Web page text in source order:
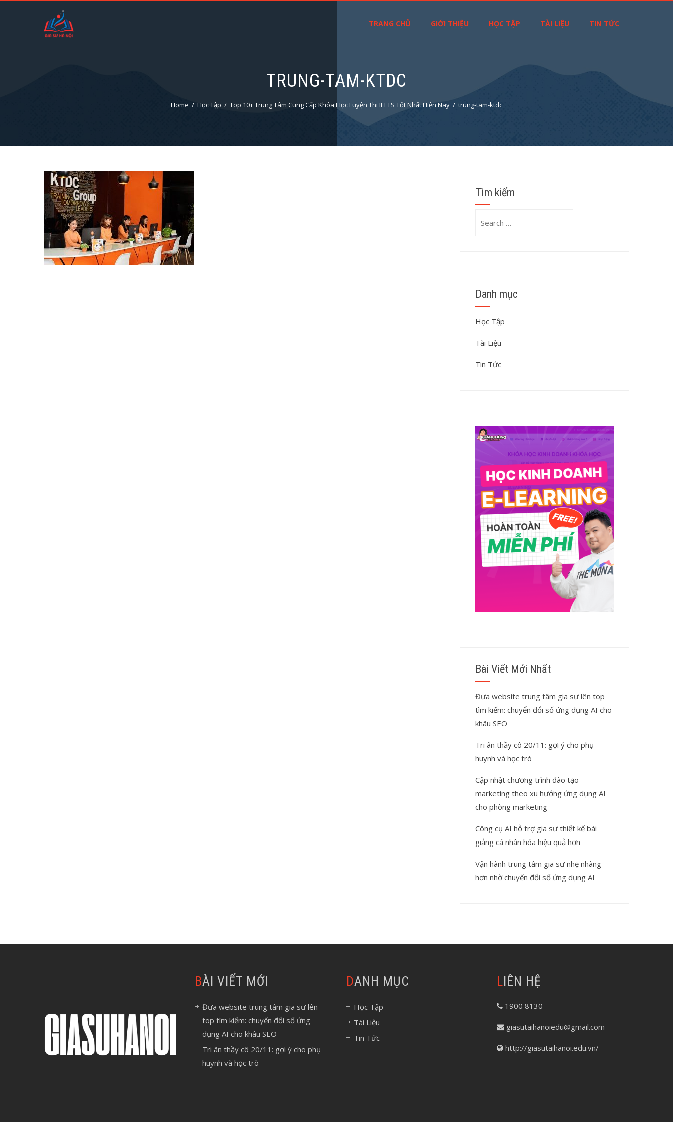
TRANG CHỦ GIỚI THIỆU HỌC TẬP TÀI LIỆU TIN TỨC
TRUNG-TAM-KTDC
Home Học Tập Top 10+ Trung Tâm Cung Cấp Khóa Học Luyện Thi IELTS Tốt Nhất Hiện Nay trung-tam-ktdc
Tìm kiếm
Danh mục
Học Tập
Tài Liệu
Tin Tức
Bài Viết Mới Nhất
Đưa website trung tâm gia sư lên top
tìm kiếm: chuyển đổi số ứng dụng AI cho
khâu SEO
Tri ân thầy cô 20/11: gợi ý cho phụ
huynh và học trò
Cập nhật chương trình đào tạo
marketing theo xu hướng ứng dụng AI
cho phòng marketing
Công cụ AI hỗ trợ gia sư thiết kế bài
giảng cá nhân hóa hiệu quả hơn
Vận hành trung tâm gia sư nhẹ nhàng
hơn nhờ chuyển đổi số ứng dụng AI
BÀI VIẾT MỚI
Đưa website trung tâm gia sư lên
top tìm kiếm: chuyển đổi số ứng
dụng AI cho khâu SEO
Tri ân thầy cô 20/11: gợi ý cho phụ
huynh và học trò
DANH MỤC
Học Tập
Tài Liệu
Tin Tức
LIÊN HỆ
1900 8130
giasutaihanoiedu@gmail.com
http://giasutaihanoi.edu.vn/